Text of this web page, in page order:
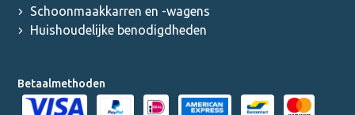
Schoonmaakkarren en -wagens
Huishoudelijke benodigdheden
Betaalmethoden